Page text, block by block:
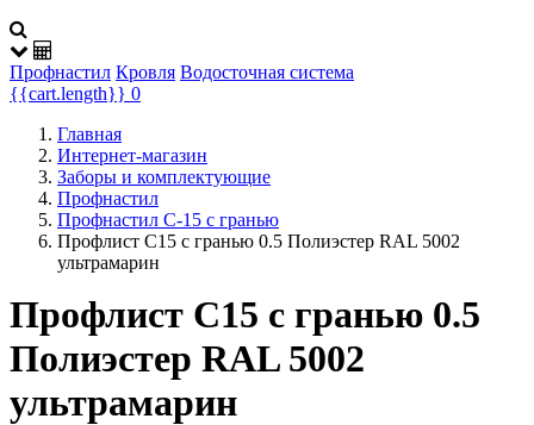
Профнастил Кровля Водосточная система
{{cart.length}} 0
Главная
Интернет-магазин
Заборы и комплектующие
Профнастил
Профнастил C-15 с гранью
Профлист С15 с гранью 0.5 Полиэстер RAL 5002
ультрамарин
Профлист С15 с гранью 0.5
Полиэстер RAL 5002
ультрамарин